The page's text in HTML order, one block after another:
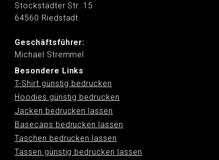
Stockstädter Str. 15
64560 Riedstadt
Geschäftsführer:
Michael Stremmel
Besondere Links
T-Shirt günstig bedrucken
Hoodies günstig bedrucken
Jacken bedrucken lassen
Basecaps bedrucken lassen
Taschen bedrucken lassen
Tassen günstig bedrucken lassen